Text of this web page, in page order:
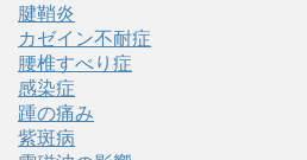
腱鞘炎
カゼイン不耐症
腰椎すべり症
感染症
踵の痛み
紫斑病